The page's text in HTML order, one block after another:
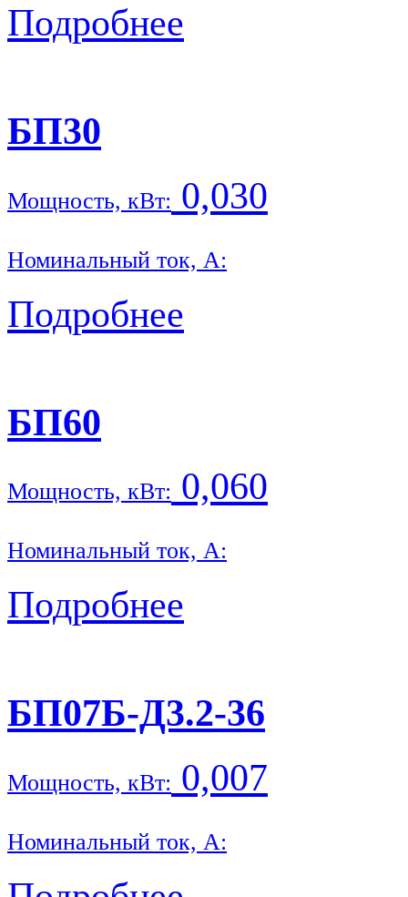
Подробнее
БП30
Мощность, кВт: 0,030
Номинальный ток, А:
Подробнее
БП60
Мощность, кВт: 0,060
Номинальный ток, А:
Подробнее
БП07Б-Д3.2-36
Мощность, кВт: 0,007
Номинальный ток, А: